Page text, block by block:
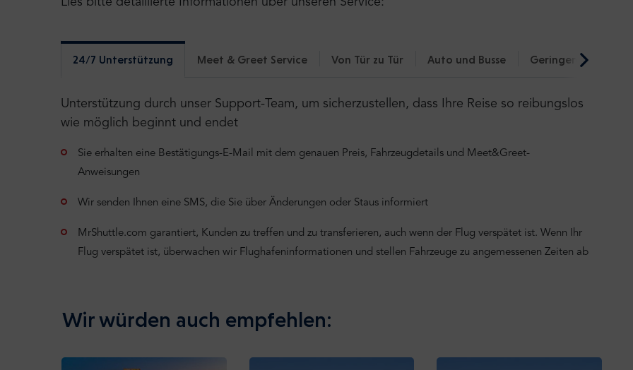
24/7 Unterstützung Meet & Greet Service Von Tür zu Tür Auto und Busse Geringerer CO₂-
Unterstützung durch unser Support-Team, um sicherzustellen, dass Ihre Reise so reibungslos
wie möglich beginnt und endet
Sie erhalten eine Bestätigungs-E-Mail mit dem genauen Preis, Fahrzeugdetails und Meet&Greet-
Anweisungen
Wir senden Ihnen eine SMS, die Sie über Änderungen oder Staus informiert
MrShuttle.com garantiert, Kunden zu treffen und zu transferieren, auch wenn der Flug verspätet ist. Wenn Ihr
Flug verspätet ist, überwachen wir Flughafeninformationen und stellen Fahrzeuge zu angemessenen Zeiten ab
Wir würden auch empfehlen: